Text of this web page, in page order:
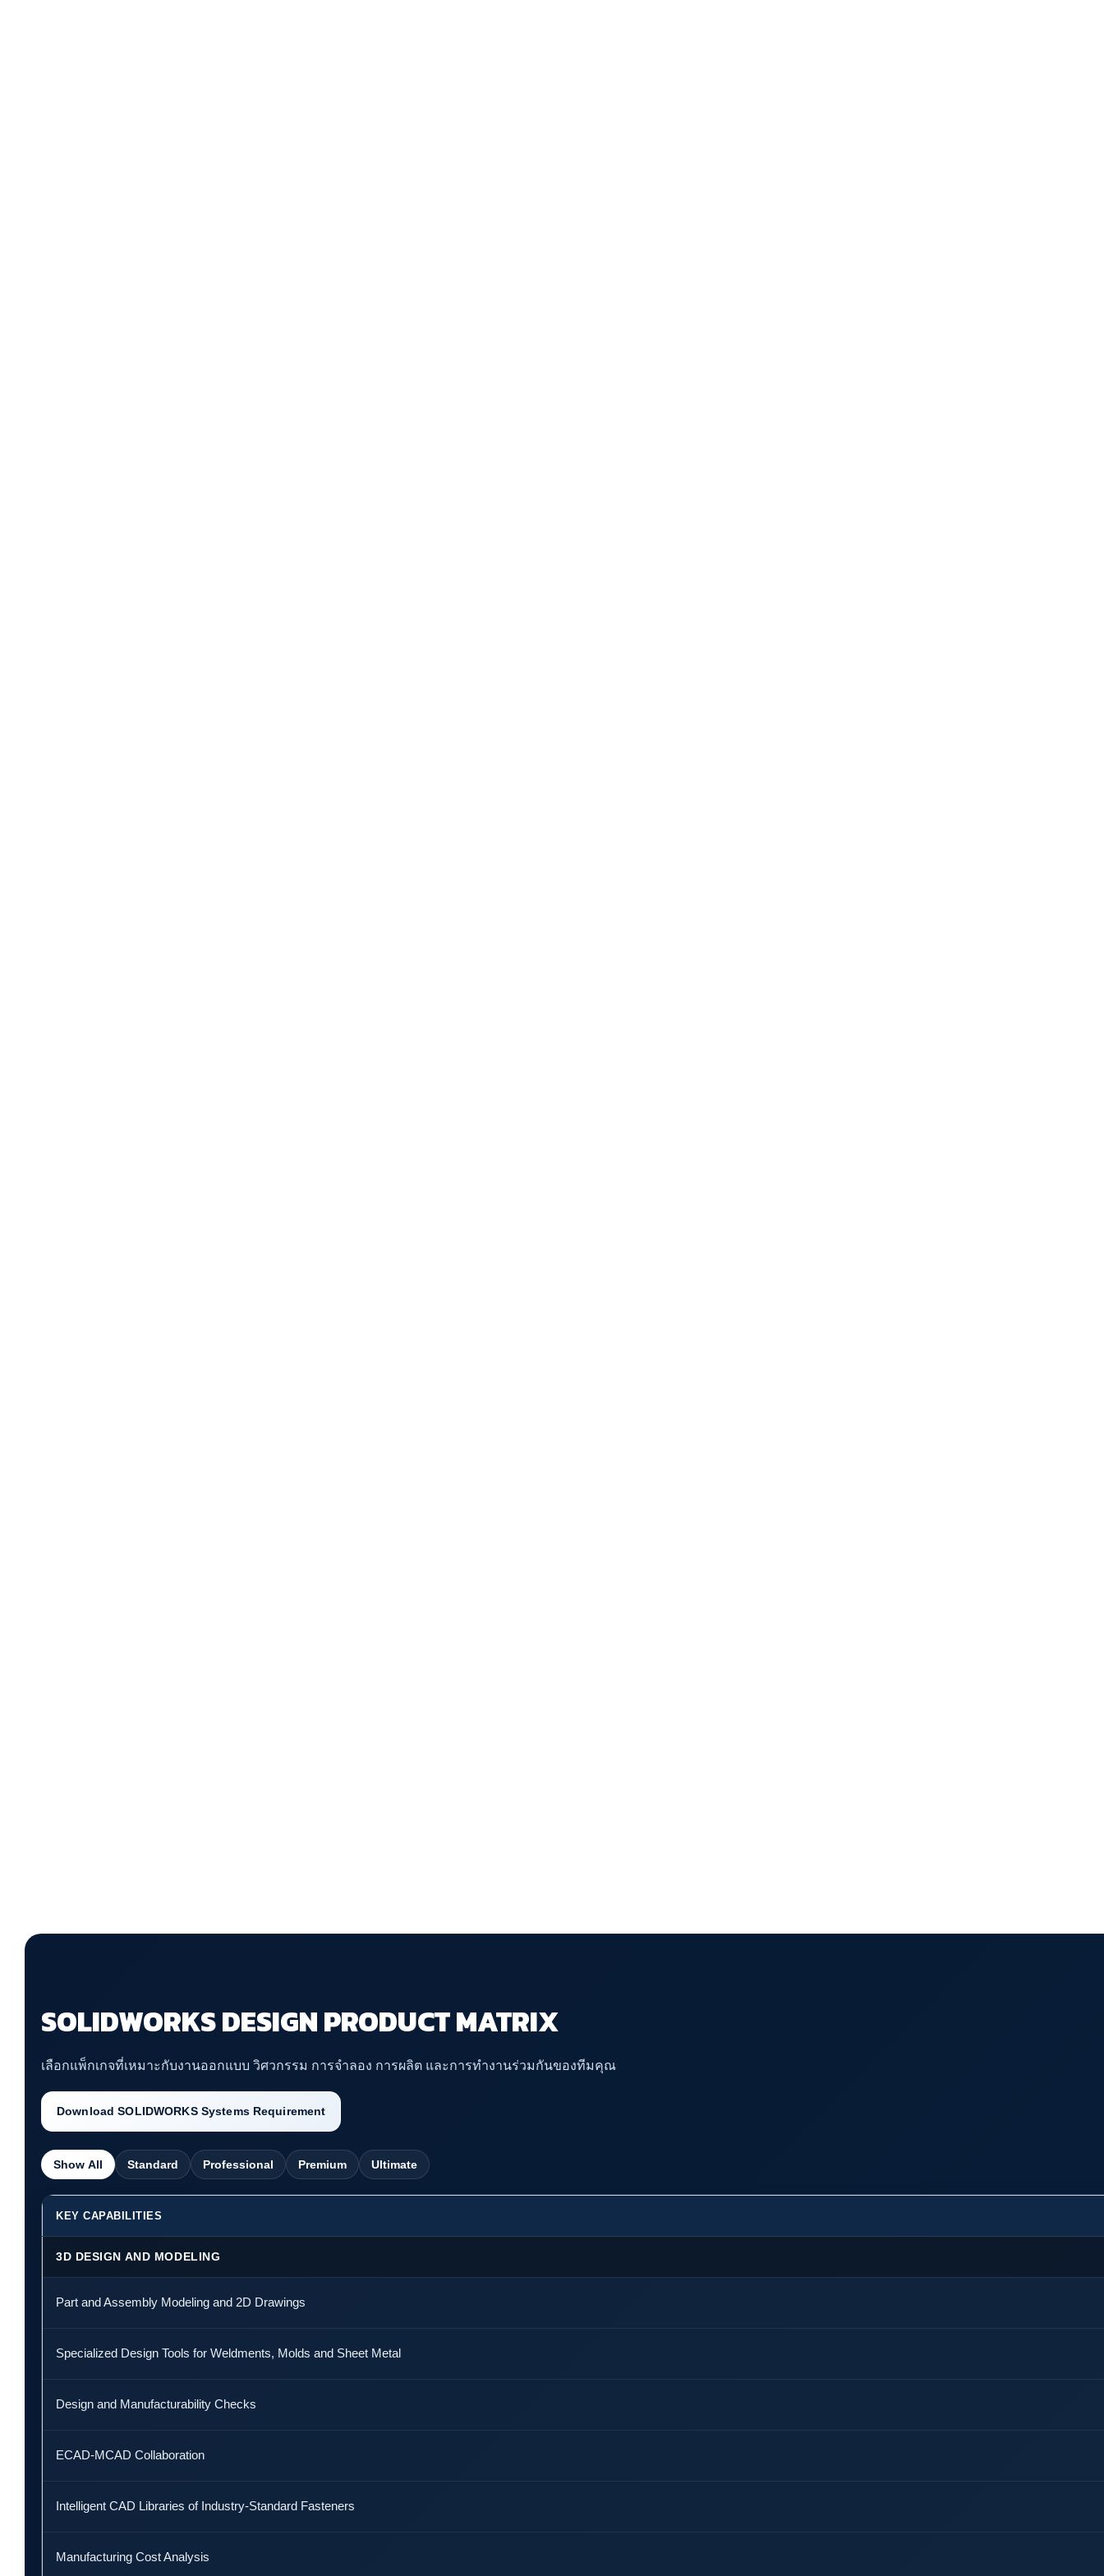
SOLIDWORKS DESIGN PRODUCT MATRIX
เลือกแพ็กเกจที่เหมาะกับงานออกแบบ วิศวกรรม การจำลอง การผลิต และการทำงานร่วมกันของทีมคุณ
Download SOLIDWORKS Systems Requirement
Show All Standard Professional Premium Ultimate
KEY CAPABILITIES
3D DESIGN AND MODELING
Part and Assembly Modeling and 2D Drawings
Specialized Design Tools for Weldments, Molds and Sheet Metal
Design and Manufacturability Checks
ECAD-MCAD Collaboration
Intelligent CAD Libraries of Industry-Standard Fasteners
Manufacturing Cost Analysis